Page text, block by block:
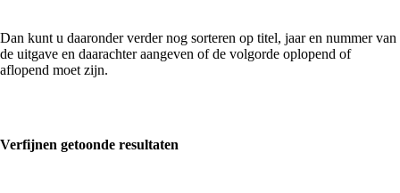
Dan kunt u daaronder verder nog sorteren op titel, jaar en nummer van
de uitgave en daarachter aangeven of de volgorde oplopend of
aflopend moet zijn.
Verfijnen getoonde resultaten